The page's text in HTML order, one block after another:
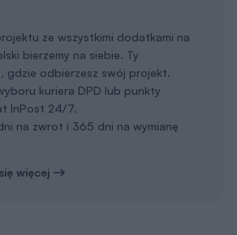
ze wszystkimi dodatkami na
bierzemy na siebie. Ty
gdzie odbierzesz swój projekt.
kuriera DPD lub punkty
InPost 24/7.
na zwrot i 365 dni na wymianę
więcej